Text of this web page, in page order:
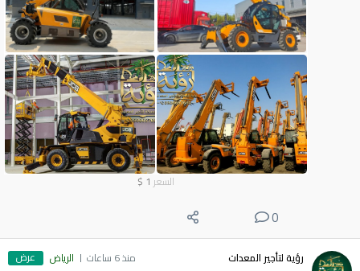
السعر 1
$
0
رؤية لتأجير المعدات منذ 6 ساعات الرياض عرض